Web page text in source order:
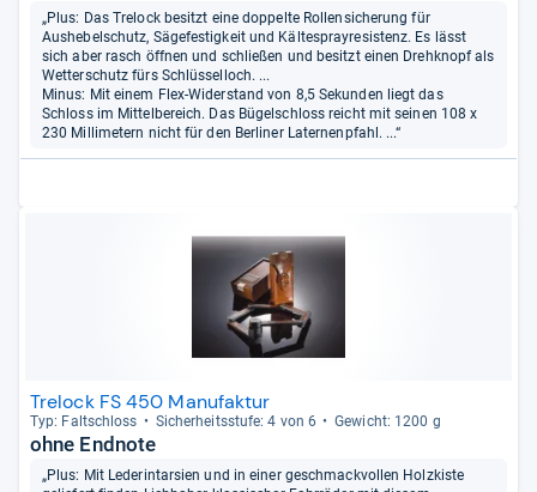
„Plus: Das Trelock besitzt eine doppelte Rollensicherung für
Aushebelschutz, Sägefestigkeit und Kältesprayresistenz. Es lässt
sich aber rasch öffnen und schließen und besitzt einen Drehknopf als
Wetterschutz fürs Schlüsselloch. ...
Minus: Mit einem Flex-Widerstand von 8,5 Sekunden liegt das
Schloss im Mittelbereich. Das Bügelschloss reicht mit seinen 108 x
230 Millimetern nicht für den Berliner Laternenpfahl. ...“
Trelock FS 450 Manufaktur
Typ: Falt­schloss Sicher­heits­stufe: 4 von 6 Gewicht: 1200 g
ohne Endnote
„Plus: Mit Lederintarsien und in einer geschmackvollen Holzkiste